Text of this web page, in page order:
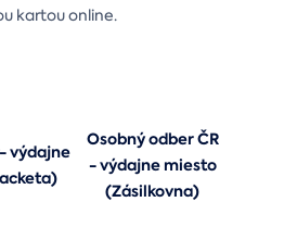
kartou online.
výdajne
Osobný odber ČR
- výdajne miesto
(Zásilkovna)